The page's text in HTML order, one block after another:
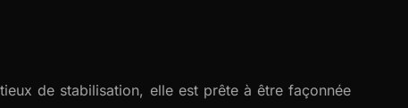
de stabilisation, elle est prête à être façonnée